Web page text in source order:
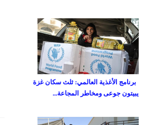
برنامج الأغذية العالمي: ثلث سكان غزة
يبيتون جوعى ومخاطر المجاعة...